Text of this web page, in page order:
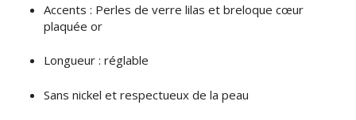
Accents : Perles de verre lilas et breloque cœur
plaquée or
Longueur : réglable
Sans nickel et respectueux de la peau